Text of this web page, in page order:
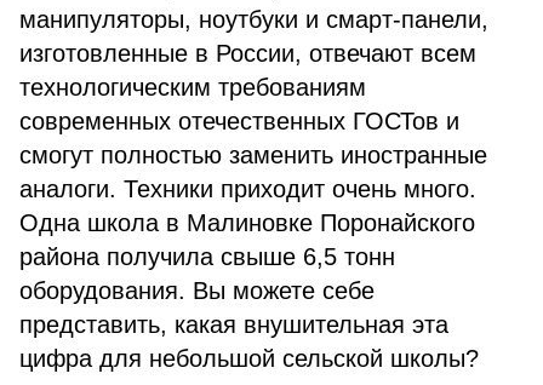
манипуляторы, ноутбуки и смарт-панели,
изготовленные в России, отвечают всем
технологическим требованиям
современных отечественных ГОСТов и
смогут полностью заменить иностранные
аналоги. Техники приходит очень много.
Одна школа в Малиновке Поронайского
района получила свыше 6,5 тонн
оборудования. Вы можете себе
представить, какая внушительная эта
цифра для небольшой сельской школы?